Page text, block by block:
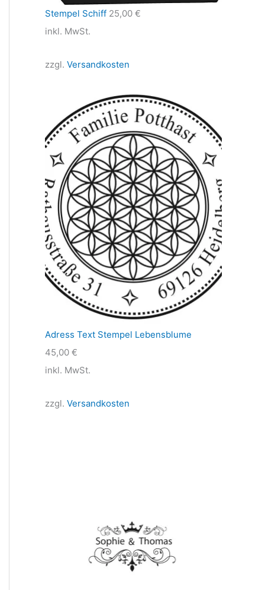
Stempel Schiff 25,00 €
inkl. MwSt.
zzgl. Versandkosten
Adress Text Stempel Lebensblume
45,00 €
inkl. MwSt.
zzgl. Versandkosten